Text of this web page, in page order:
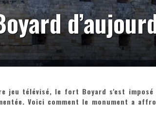
jeu télévisé, le fort Boyard s'est imposé
Voici comment le monument a